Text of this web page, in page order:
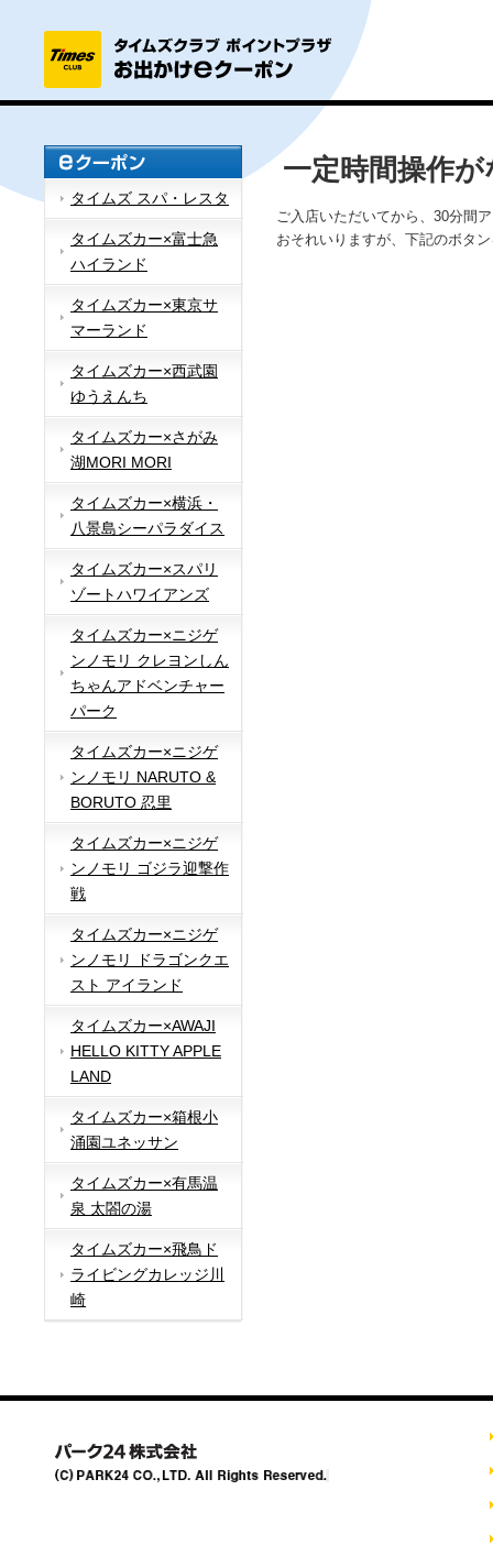
タイムズ スパ・レスタ
タイムズカー×富士急
ハイランド
タイムズカー×東京サ
マーランド
タイムズカー×西武園
ゆうえんち
タイムズカー×さがみ
湖MORI MORI
タイムズカー×横浜・
八景島シーパラダイス
タイムズカー×スパリ
ゾートハワイアンズ
タイムズカー×ニジゲ
ンノモリ クレヨンしん
ちゃんアドベンチャー
パーク
タイムズカー×ニジゲ
ンノモリ NARUTO &
BORUTO 忍里
タイムズカー×ニジゲ
ンノモリ ゴジラ迎撃作
戦
タイムズカー×ニジゲ
ンノモリ ドラゴンクエ
スト アイランド
タイムズカー×AWAJI
HELLO KITTY APPLE
LAND
タイムズカー×箱根小
涌園ユネッサン
タイムズカー×有馬温
泉 太閤の湯
タイムズカー×飛鳥ド
ライビングカレッジ川
崎
一定時間操作
ご入店いただいてから、30分間
おそれいりますが、下記のボタ